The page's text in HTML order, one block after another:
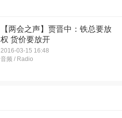
【两会之声】贾晋中：铁总要放
权 货价要放开
2016-03-15 16:48
音频 / Radio